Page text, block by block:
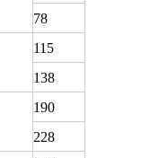
78
115
138
190
228